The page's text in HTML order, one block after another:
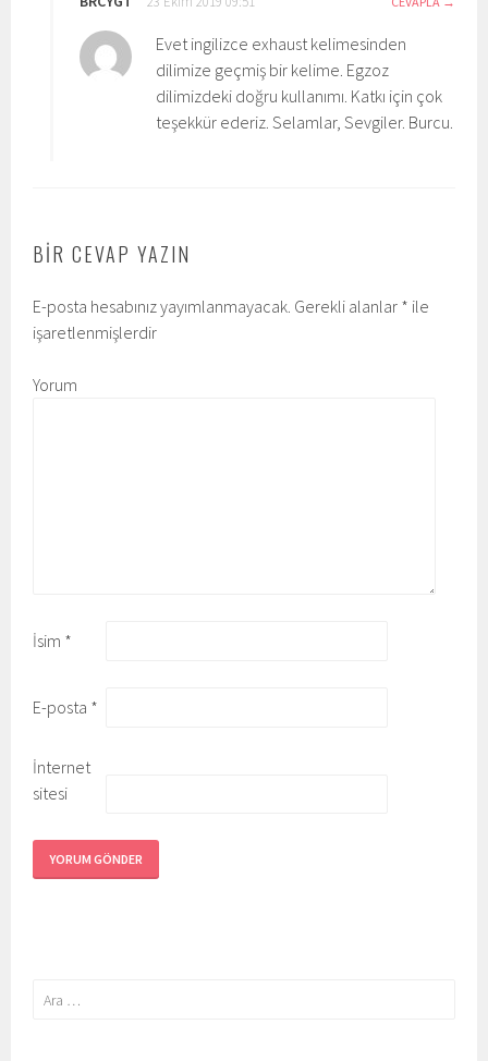
Evet ingilizce exhaust kelimesinden
dilimize geçmiş bir kelime. Egzoz
dilimizdeki doğru kullanımı. Katkı için çok
teşekkür ederiz. Selamlar, Sevgiler. Burcu.
BIR CEVAP YAZIN
E-posta hesabınız yayımlanmayacak. Gerekli alanlar * ile
işaretlenmişlerdir
Yorum
İsim *
E-posta *
İnternet
sitesi
Arama: